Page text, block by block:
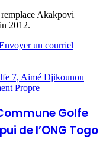
Akakpovi
2012.
un courriel
7, Aimé Djikounou
Propre
Golfe
de l’ONG Togo